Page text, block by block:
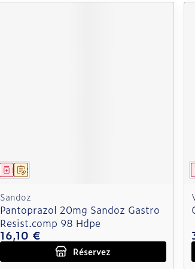
Sur prescription
Médicament
Sandoz
Pantoprazol 20mg Sandoz Gastro
Resist.comp 98 Hdpe
16,10 €
Réservez